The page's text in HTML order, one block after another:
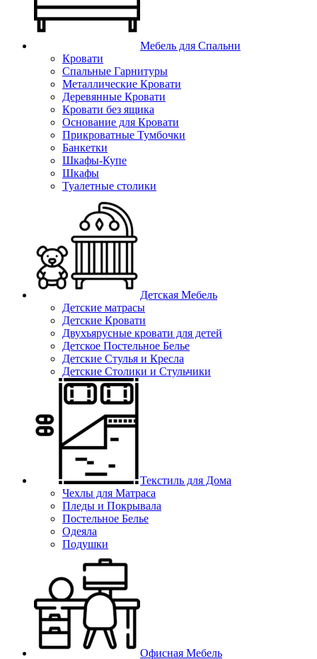
Мебель для Спальни
Кровати
Спальные Гарнитуры
Металлические Кровати
Деревянные Кровати
Кровати без ящика
Основание для Кровати
Прикроватные Тумбочки
Банкетки
Шкафы-Купе
Шкафы
Туалетные столики
Детская Мебель
Детские матрасы
Детские Кровати
Двухъярусные кровати для детей
Детское Постельное Белье
Детские Стулья и Кресла
Детские Столики и Стульчики
Текстиль для Дома
Чехлы для Матраса
Пледы и Покрывала
Постельное Белье
Одеяла
Подушки
Офисная Мебель